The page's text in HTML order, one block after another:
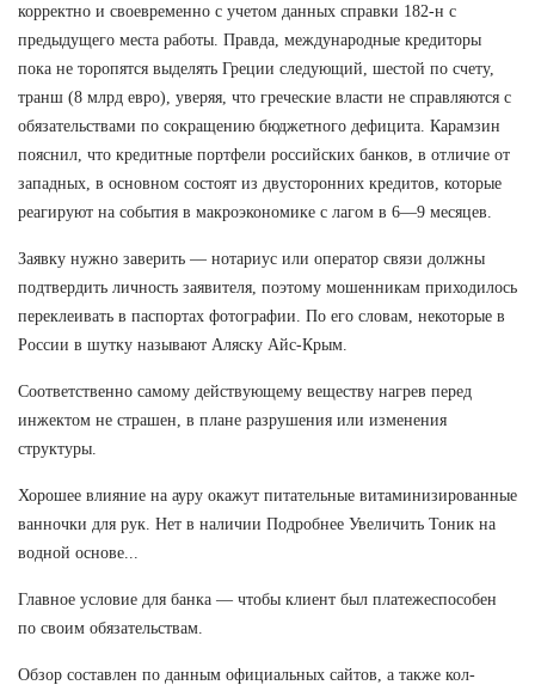
корректно и своевременно с учетом данных справки 182-н с
предыдущего места работы. Правда, международные кредиторы
пока не торопятся выделять Греции следующий, шестой по счету,
транш (8 млрд евро), уверяя, что греческие власти не справляются с
обязательствами по сокращению бюджетного дефицита. Карамзин
пояснил, что кредитные портфели российских банков, в отличие от
западных, в основном состоят из двусторонних кредитов, которые
реагируют на события в макроэкономике с лагом в 6—9 месяцев.
Заявку нужно заверить — нотариус или оператор связи должны
подтвердить личность заявителя, поэтому мошенникам приходилось
переклеивать в паспортах фотографии. По его словам, некоторые в
России в шутку называют Аляску Айс-Крым.
Соответственно самому действующему веществу нагрев перед
инжектом не страшен, в плане разрушения или изменения
структуры.
Хорошее влияние на ауру окажут питательные витаминизированные
ванночки для рук. Нет в наличии Подробнее Увеличить Тоник на
водной основе...
Главное условие для банка — чтобы клиент был платежеспособен
по своим обязательствам.
Обзор составлен по данным официальных сайтов, а также кол-